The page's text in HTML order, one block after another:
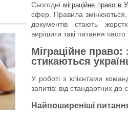
Сьогодні міграційне право в
сфер. Правила змінюються,
документів стають
вирішити такі питання
Міграційне
стикаються
У роботі з клієнтами
запитів: від стандартних до
Найпоширеніші